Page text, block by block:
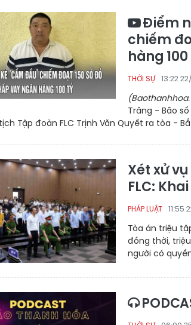
Điểm
chiếm
hàng
THỜI SỰ 13:22
Trăng - Bão
Tập đoàn FLC Trịnh Văn Quyết ra tòa -
Xét xử
FLC:
PHÁP LUẬT 11:55
Tòa án triệu
đồng thời,
người có